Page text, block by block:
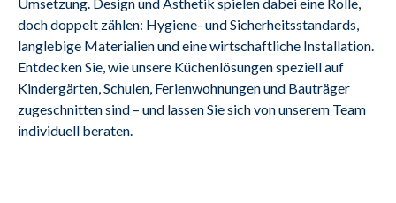
doch doppelt zählen: Hygiene- und Sicherheitsstandards,
langlebige Materialien und eine wirtschaftliche Installation.
Entdecken Sie, wie unsere Küchenlösungen speziell auf
Kindergärten, Schulen, Ferienwohnungen und Bauträger
zugeschnitten sind – und lassen Sie sich von unserem Team
individuell beraten.